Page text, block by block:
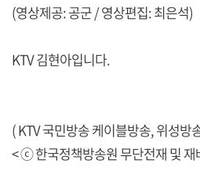
(영상제공: 공군 / 영상편집: 최은석)
KTV 김현아입니다.
( KTV 국민방송 케이블방송, 위성방
< ⓒ 한국정책방송원 무단전재 및 재